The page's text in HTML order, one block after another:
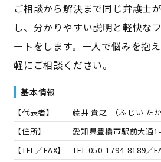
ご相談から解決まで同じ弁護士
し、分かりやすい説明と軽快な
ートをします。一人で悩みを抱
軽にご相談ください。
基本情報
【代表者】 藤井 貴之 （ふじい た
【住所】
愛知県豊橋市駅前大通
【TEL／FAX】
TEL.050-1794-8189／